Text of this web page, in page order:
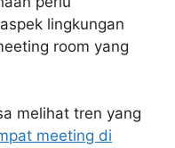
lingkungan
room yang
melihat tren yang
meeting di